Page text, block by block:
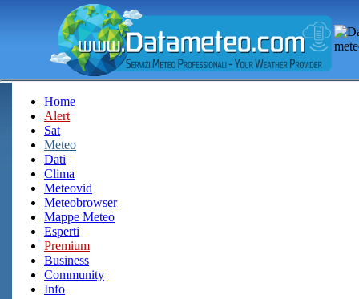
Home
Alert
Sat
Meteo
Dati
Clima
Meteovid
Meteobrowser
Mappe Meteo
Esperti
Premium
Business
Community
Info